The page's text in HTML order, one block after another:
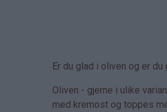
Er du glad i oliven og er du
Oliven - gjerne i ulike
med kremost og toppes